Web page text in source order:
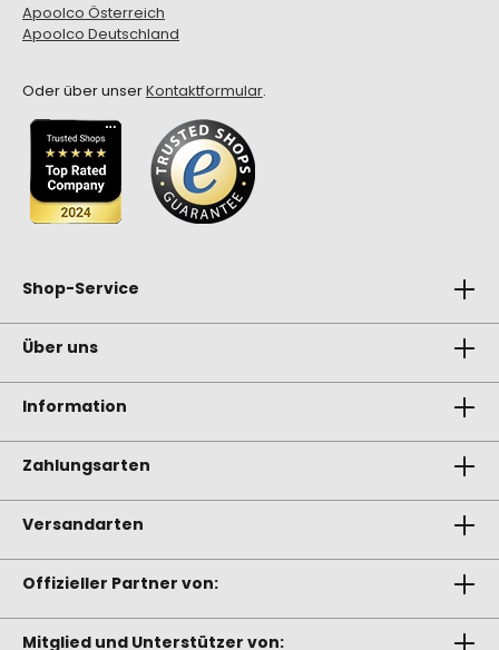
Apoolco Österreich
Apoolco Deutschland
Oder über unserKontaktformular.
Shop-Service
Über uns
Information
Zahlungsarten
Versandarten
Offizieller Partner von:
Mitglied und Unterstützer von: